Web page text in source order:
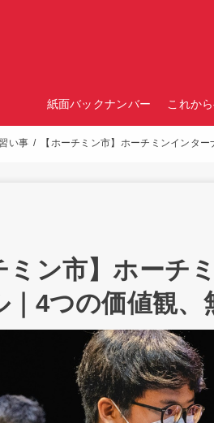
紙面バックナンバー これか
い事 【ホーチミン市】ホーチミンインタ
ミン市】ホーチ
｜4つの価値観、